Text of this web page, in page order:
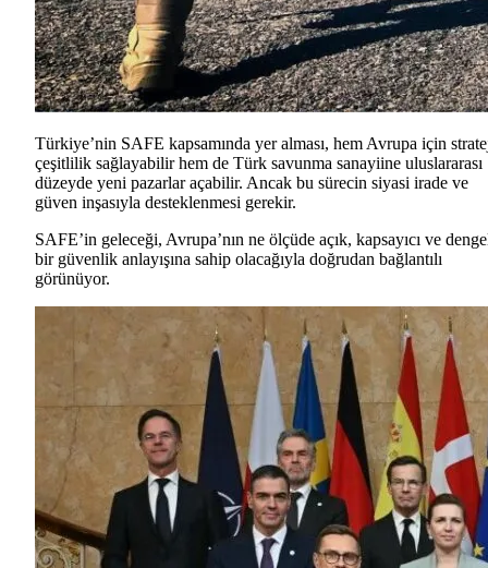
Türkiye’nin SAFE kapsamında yer alması, hem Avrupa için
çeşitlilik sağlayabilir hem de Türk savunma sanayiine uluslararası
düzeyde yeni pazarlar açabilir. Ancak bu sürecin siyasi irade ve
güven inşasıyla desteklenmesi gerekir.
SAFE’in geleceği, Avrupa’nın ne ölçüde açık, kapsayıcı ve
bir güvenlik anlayışına sahip olacağıyla doğrudan bağlantılı
görünüyor.